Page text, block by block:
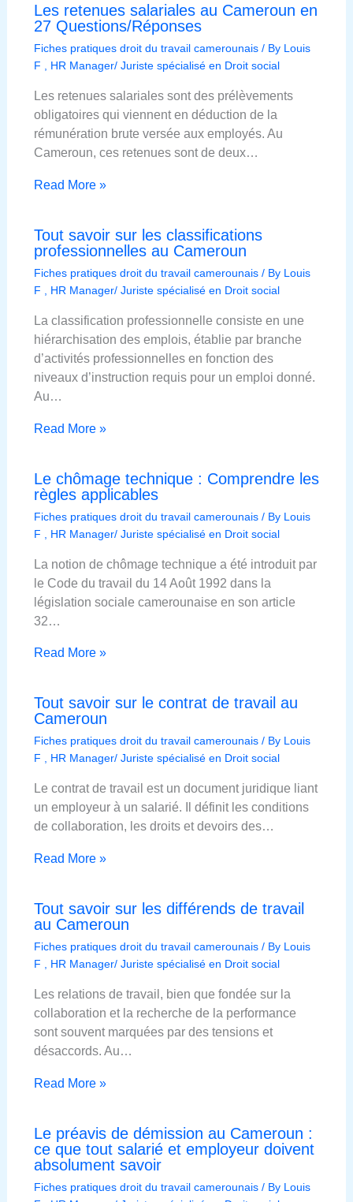
Les retenues salariales au Cameroun en
27 Questions/Réponses
Fiches pratiques droit du travail camerounais/ By Louis
F , HR Manager/ Juriste spécialisé en Droit social
Les retenues salariales sont des prélèvements
obligatoires qui viennent en déduction de la
rémunération brute versée aux employés. Au
Cameroun, ces retenues sont de deux…
Read More »
Tout savoir sur les classifications
professionnelles au Cameroun
Fiches pratiques droit du travail camerounais/ By Louis
F , HR Manager/ Juriste spécialisé en Droit social
La classification professionnelle consiste en une
hiérarchisation des emplois, établie par branche
d’activités professionnelles en fonction des
niveaux d’instruction requis pour un emploi donné.
Au…
Read More »
Le chômage technique : Comprendre les
règles applicables
Fiches pratiques droit du travail camerounais/ By Louis
F , HR Manager/ Juriste spécialisé en Droit social
La notion de chômage technique a été introduit par
le Code du travail du 14 Août 1992 dans la
législation sociale camerounaise en son article
32…
Read More »
Tout savoir sur le contrat de travail au
Cameroun
Fiches pratiques droit du travail camerounais/ By Louis
F , HR Manager/ Juriste spécialisé en Droit social
Le contrat de travail est un document juridique liant
un employeur à un salarié. Il définit les conditions
de collaboration, les droits et devoirs des…
Read More »
Tout savoir sur les différends de travail
au Cameroun
Fiches pratiques droit du travail camerounais/ By Louis
F , HR Manager/ Juriste spécialisé en Droit social
Les relations de travail, bien que fondée sur la
collaboration et la recherche de la performance
sont souvent marquées par des tensions et
désaccords. Au…
Read More »
Le préavis de démission au Cameroun :
ce que tout salarié et employeur doivent
absolument savoir
Fiches pratiques droit du travail camerounais/ By Louis